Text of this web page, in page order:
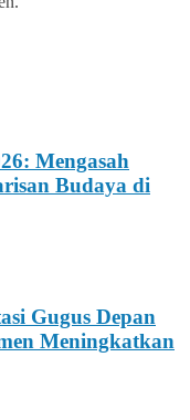
Mengasah
Budaya di
Gugus Depan
Meningkatkan